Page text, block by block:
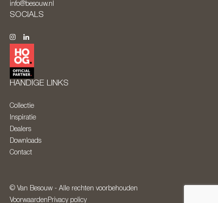
info@besouw.nl
SOCIALS
HANDIGE LINKS
Collectie
Inspiratie
Dealers
Downloads
Contact
© Van Besouw - Alle rechten voorbehouden
Voorwaarden Privacy policy